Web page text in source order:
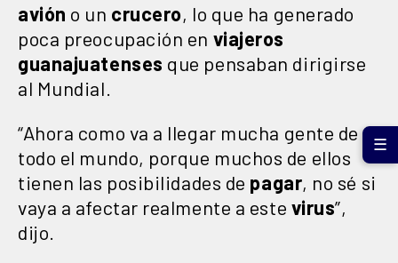
avión o un crucero, lo que ha generado
poca preocupación en viajeros
guanajuatenses que pensaban dirigirse
al Mundial.
“Ahora como va a llegar mucha gente de
todo el mundo, porque muchos de ellos
tienen las posibilidades de pagar, no sé si
vaya a afectar realmente a este virus”,
dijo.
☰